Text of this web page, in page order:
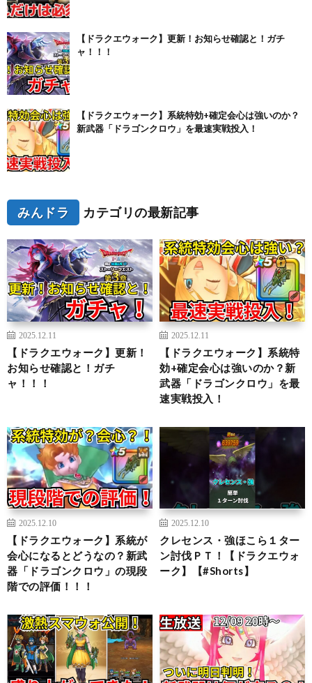
【ドラクエウォーク】更新！お知らせ確認と！ガチ
ャ！！！
【ドラクエウォーク】系統特効+確定会心は強いのか？
新武器「ドラゴンクロウ」を最速実戦投入！
みんドラ カテゴリの最新記事
2025.12.11
【ドラクエウォーク】更新！
お知らせ確認と！ガチ
ャ！！！
2025.12.11
【ドラクエウォーク】系統特
効+確定会心は強いのか？新
武器「ドラゴンクロウ」を最
速実戦投入！
2025.12.10
【ドラクエウォーク】系統が
会心になるとどうなの？新武
器「ドラゴンクロウ」の現段
階での評価！！！
2025.12.10
クレセンス・強ほこら１ター
ン討伐ＰＴ！【ドラクエウォ
ーク】【#Shorts】